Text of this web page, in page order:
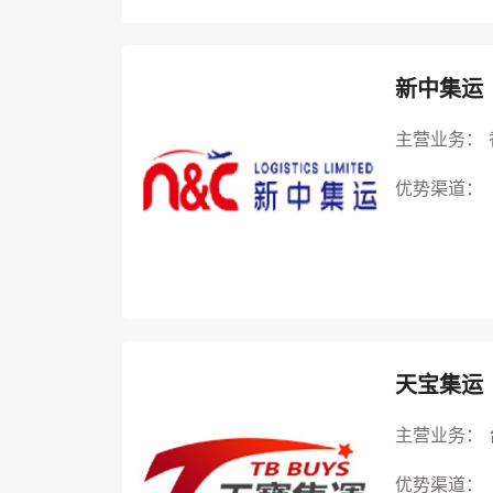
新中集运
主营业务：
优势渠道：
天宝集运
主营业务：
优势渠道：